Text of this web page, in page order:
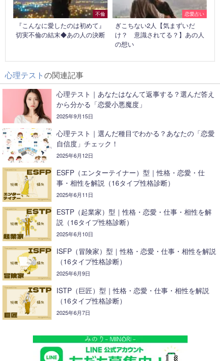
不倫
『こんなに愛したのは初めて』
切実不倫の結末◆あの人の決断
恋愛占い
ぎこちない2人【気まずいだ
け？ 意識されてる？】あの人
の想い
心理テストの関連記事
心理テスト｜あなたはなんて返事する？選んだ答え
から分かる「恋愛小悪魔度」
2025年9月15日
心理テスト｜選んだ種目でわかる？あなたの「恋愛
自信度」チェック！
2025年6月12日
ESFP（エンターテイナー）型｜性格・恋愛・仕
事・相性を解説（16タイプ性格診断）
2025年6月11日
ESTP（起業家）型｜性格・恋愛・仕事・相性を解
説（16タイプ性格診断）
2025年6月10日
ISFP（冒険家）型｜性格・恋愛・仕事・相性を解説
（16タイプ性格診断）
2025年6月9日
ISTP（巨匠）型｜性格・恋愛・仕事・相性を解説
（16タイプ性格診断）
2025年6月7日